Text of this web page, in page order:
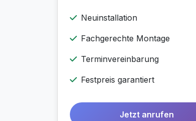
Neuinstallation
Fachgerechte Montage
Terminvereinbarung
Festpreis garantiert
Jetzt anrufen